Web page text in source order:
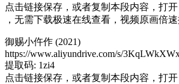
点击链接保存，或者复制本段内容，打
，无需下载极速在线查看，视频原画倍速
御赐小仵作 (2021)
https://www.aliyundrive.com/s/
提取码: 1zi4
点击链接保存，或者复制本段内容，打